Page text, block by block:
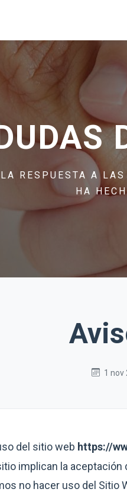
RESPUESTA A
HA
1 nov
del sitio web https://
implican la
no hacer uso del Sitio